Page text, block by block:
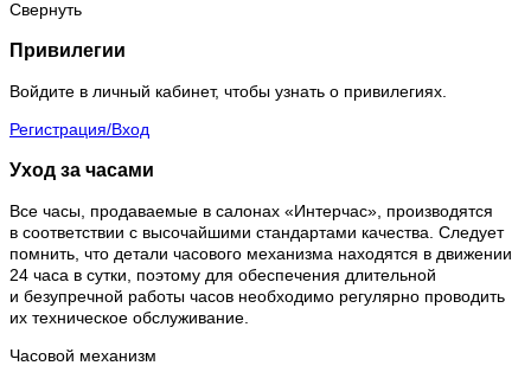
Свернуть
Привилегии
Войдите в личный кабинет, чтобы узнать о привилегиях.
Регистрация/Вход
Уход за часами
Все часы, продаваемые в салонах «Интерчас», производятся
в соответствии с высочайшими стандартами качества. Следует
помнить, что детали часового механизма находятся в движении
24 часа в сутки, поэтому для обеспечения длительной
и безупречной работы часов необходимо регулярно проводить
их техническое обслуживание.
Часовой механизм